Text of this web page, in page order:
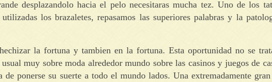
desplazandolo hacia el pelo necesitaras mucha tez. Uno de los
los brazaletes, repasamos las superiores palabras y la
la fortuna y tambien en la fortuna. Esta oportunidad no se
muy sobre moda alrededor mundo sobre las casinos y juegos de
ponerse su suerte a todo el mundo lados. Una extremadamente